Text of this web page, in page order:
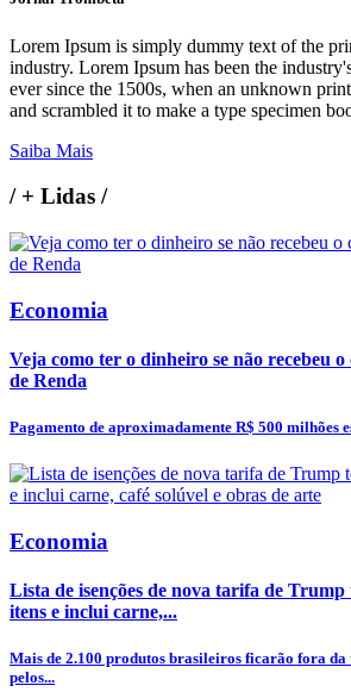
Lorem Ipsum is simply dummy text of the
industry. Lorem Ipsum has been the
ever since the 1500s, when an unknown
and scrambled it to make a type specimen
Saiba Mais
/+ Lidas /
Economia
Veja como ter o dinheiro se não recebeu
de Renda
Pagamento de aproximadamente R$ 500 milhões
Economia
Lista de isenções de nova tarifa de Trump
itens e inclui carne,...
Mais de 2.100 produtos brasileiros ficarão fora
pelos...